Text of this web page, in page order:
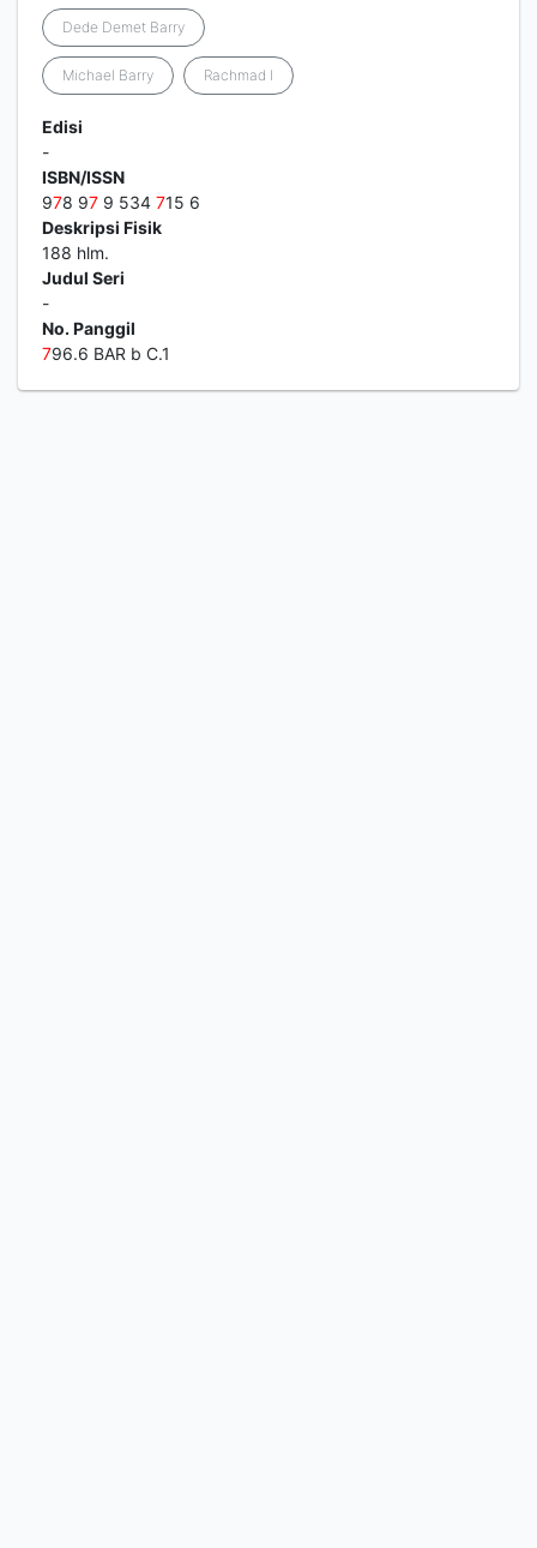
Dede Demet Barry
Michael Barry Rachmad I
Edisi
-
ISBN/ISSN
978 97 9 534 715 6
Deskripsi Fisik
188 hlm.
Judul Seri
-
No. Panggil
796.6 BAR b C.1